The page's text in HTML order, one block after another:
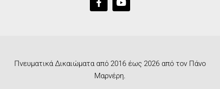
Πνευματικά Δικαιώματα από 2016 έως 2026 από τον Πάνο
Μαρνέρη.